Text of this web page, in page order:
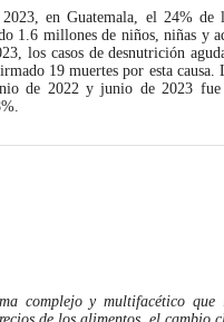
en Guatemala, el 24%
1.6 millones de niños, niñas y
los casos de desnutrición
19 muertes por esta causa.
de 2022 y junio de 2023
complejo y multifacético que